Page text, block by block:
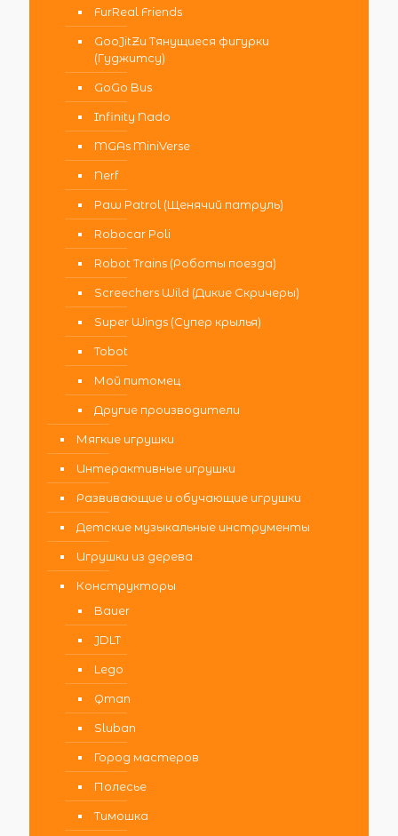
FurReal Friends
GooJitZu Тянущиеся фигурки
(Гуджитсу)
GoGo Bus
Infinity Nado
MGAs MiniVerse
Nerf
Paw Patrol (Щенячий патруль)
Robocar Poli
Robot Trains (Роботы поезда)
Screechers Wild (Дикие Скричеры)
Super Wings (Супер крылья)
Tobot
Мой питомец
Другие производители
Мягкие игрушки
Интерактивные игрушки
Развивающие и обучающие игрушки
Детские музыкальные инструменты
Игрушки из дерева
Конструкторы
Bauer
JDLT
Lego
Qman
Sluban
Город мастеров
Полесье
Тимошка